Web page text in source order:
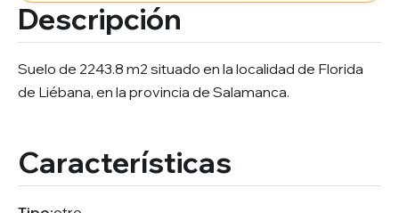
Descripción
Suelo de 2243.8 m2 situado en la localidad de Florida
de Liébana, en la provincia de Salamanca.
Características